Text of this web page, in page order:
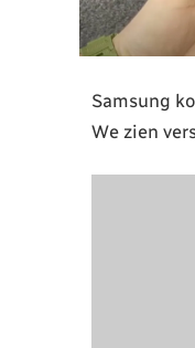
Samsung
We zien